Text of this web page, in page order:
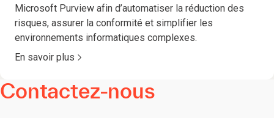
Microsoft Purview afin d’automatiser la réduction des
risques, assurer la conformité et simplifier les
environnements informatiques complexes.
En savoir plus
Contactez-nous